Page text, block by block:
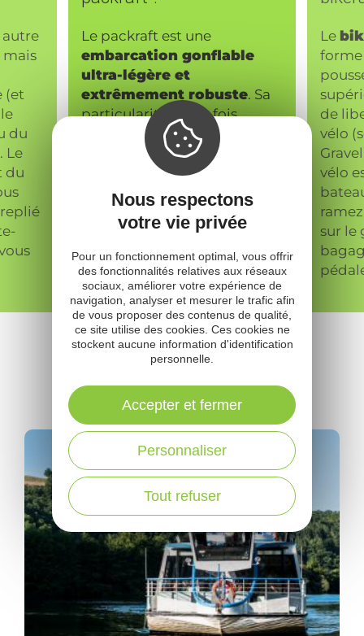
mais
(et
du
Le
du
Le packraft est une
embarcation gonflable
ultra-légère et
extrêmement robuste. Sa
particularité ? Une fois
dégonflé, il se replie pour
atteindre la taille d’un simple
sac de couchage et ne pèse
que quelques kilos. Il se
glisse ainsi très facilement
dans votre sac à dos.
Le
de
vélo
vélo
sur le
Expériencesà vivre
Nous respectons
votre vie privée
Pour un fonctionnement optimal, vous offrir
des fonctionnalités relatives aux réseaux
sociaux, améliorer votre expérience de
navigation, analyser et mesurer le trafic afin
de vous proposer des contenus de qualité,
ce site utilise des cookies. Ces cookies ne
stockent aucune information d'identification
personnelle.
Tout refuser
Personnaliser
Accepter et fermer